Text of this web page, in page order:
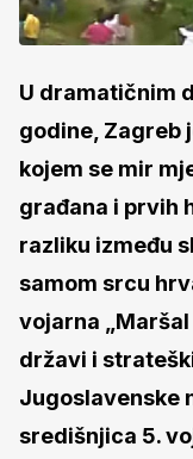
U dramatičnim
godine, Zagreb
kojem se mir
građana i prvih
razliku između
samom srcu
vojarna
državi i
Jugoslavenske
središnjica 5.